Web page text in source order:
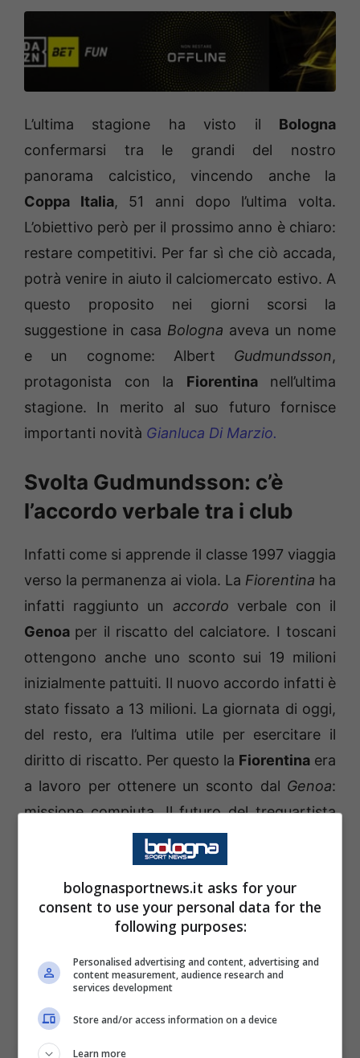
L’ultima stagione ha visto il Bologna
confermarsi tra le grandi del nostro
panorama calcistico, vincendo anche la
Coppa Italia, 51 anni dopo l’ultima volta.
L’obiettivo però per il prossimo anno è chiaro:
restare competitivi. Per far sì che ciò accada,
potrà venire in aiuto il calciomercato estivo. A
questo proposito nei giorni scorsi la
suggestione in casa Bologna aveva un nome
e un cognome: Albert Gudmundsson,
protagonista con la Fiorentinanell’ultima
stagione. In merito al suo futuro fornisce
importanti novità Gianluca Di Marzio.
Svolta Gudmundsson: c’è
l’accordo verbale tra i club
Infatti come si apprende il classe 1997 viaggia
verso la permanenza ai viola. La Fiorentina ha
infatti raggiunto un accordo verbale con il
Genoa per il riscatto del calciatore. I toscani
ottengono anche uno sconto sui 19 milioni
inizialmente pattuiti. Il nuovo accordo infatti è
stato fissato a 13 milioni. La giornata di oggi,
del resto, era l’ultima utile per esercitare il
diritto di riscatto. Per questo la Fiorentinaera
a lavoro per ottenere un sconto dal Genoa:
missione compiuta. Il futuro del trequartista
non sarà quindi sotto le due Torri, ma
nuovamente in Toscana. L’attaccante andrà
così a ricomporre il tandem con Moise Kean.
Fiorentinaavrebbe dovuto versare 2
milioni di penale in caso di mancato riscatto
del giocatore. Ma alla fine, come detto,
l’accordo è stato trovato.
bolognasportnews.it asks for your
consent to use your personal data for the
following purposes:
Personalised advertising and content, advertising and
content measurement, audience research and
services development
Store and/or access information on a device
Learn more